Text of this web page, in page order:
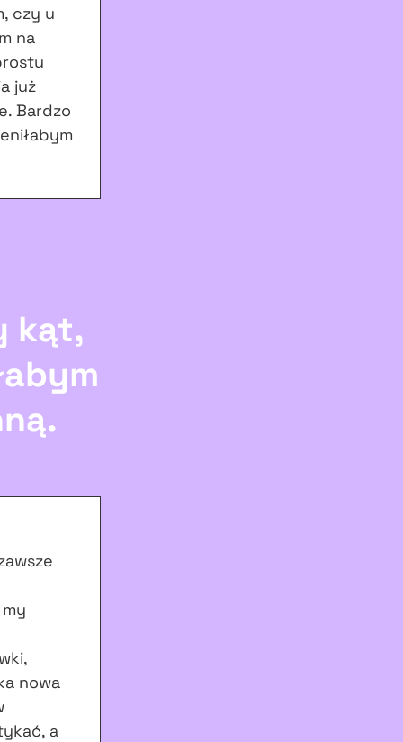
czy u
na
już
Bardzo
kąt,
nowa
a